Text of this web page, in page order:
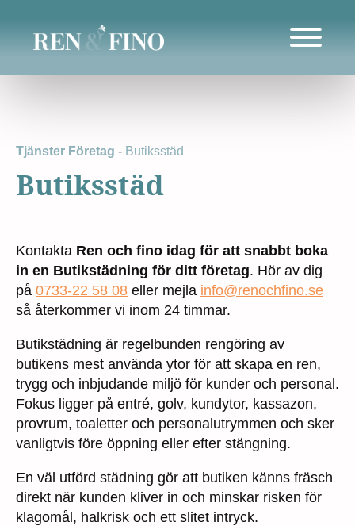
Tjänster Företag - Butiksstäd
Butiksstäd
Kontakta Ren och fino idag för att snabbt boka
in en Butikstädning för ditt företag. Hör av dig
på 0733-22 58 08 eller mejla info@renochfino.se
så återkommer vi inom 24 timmar.
Butikstädning är regelbunden rengöring av
butikens mest använda ytor för att skapa en ren,
trygg och inbjudande miljö för kunder och personal.
Fokus ligger på entré, golv, kundytor, kassazon,
provrum, toaletter och personalutrymmen och sker
vanligtvis före öppning eller efter stängning.
En väl utförd städning gör att butiken känns fräsch
direkt när kunden kliver in och minskar risken för
klagomål, halkrisk och ett slitet intryck.